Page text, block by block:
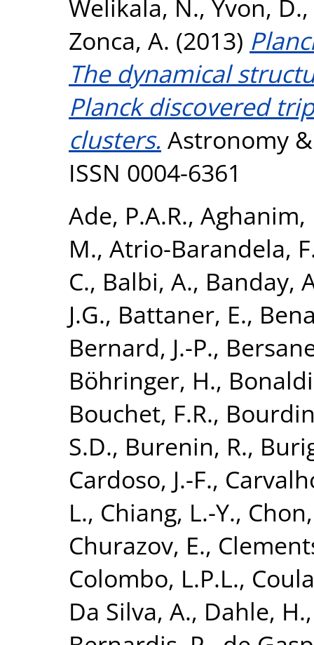
Welikala, N., Yvon, D.,
Zonca, A. (2013)
The dynamical
Planck discovered
clusters. Astronomy
ISSN 0004-6361
Ade, P.A.R., Aghanim,
M., Atrio-Barandela,
C., Balbi, A., Banday,
J.G., Battaner, E.,
Bernard, J.-P.,
Böhringer, H.,
Bouchet, F.R.,
S.D., Burenin, R.,
Cardoso, J.-F.,
L., Chiang, L.-Y.,
Churazov, E.,
Colombo, L.P.L.,
Da Silva, A., Dahle, H.